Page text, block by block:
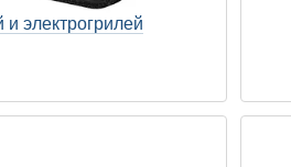
электрогрилей